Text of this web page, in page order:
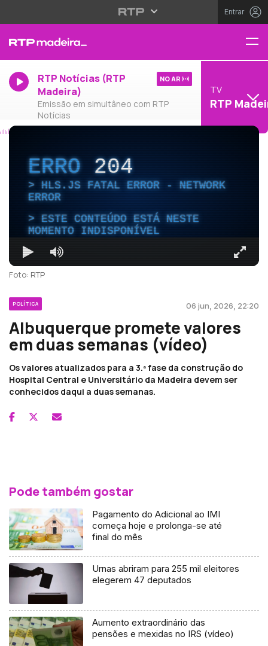
Entrar
RTP Notícias (RTP
Madeira)
Emissão em simultâneo com RTP
Notícias
NO AR
TV
RTP
ERRO204
HLS.JS FATAL ERROR - NETWORK
ERROR
ESTE CONTEÚDO ESTÁ NESTE
MOMENTO INDISPONÍVEL
Foto: RTP
POLÍTICA 06 jun, 2026, 22:20
Albuquerque promete valores
em duas semanas (vídeo)
Os valores atualizados para a 3.ª fase da construção do
Hospital Central e Universitário da Madeira devem ser
conhecidos daqui a duas semanas.
Pode também gostar
Pagamento do Adicional ao IMI
começa hoje e prolonga-se até
final do mês
Urnas abriram para 255 mil eleitores
elegerem 47 deputados
Aumento extraordinário das
pensões e mexidas no IRS (vídeo)